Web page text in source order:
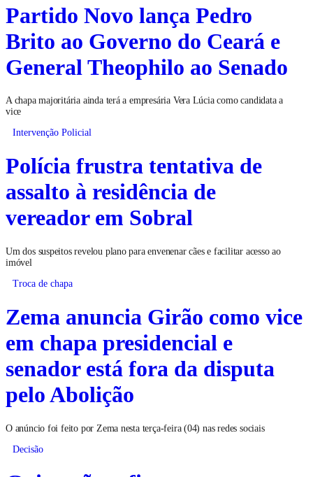
Partido Novo lança Pedro
Brito ao Governo do Ceará e
General Theophilo ao Senado
A chapa majoritária ainda terá a empresária Vera Lúcia como candidata a
vice
Intervenção Policial
Polícia frustra tentativa de
assalto à residência de
vereador em Sobral
Um dos suspeitos revelou plano para envenenar cães e facilitar acesso ao
imóvel
Troca de chapa
Zema anuncia Girão como vice
em chapa presidencial e
senador está fora da disputa
pelo Abolição
O anúncio foi feito por Zema nesta terça-feira (04) nas redes sociais
Decisão